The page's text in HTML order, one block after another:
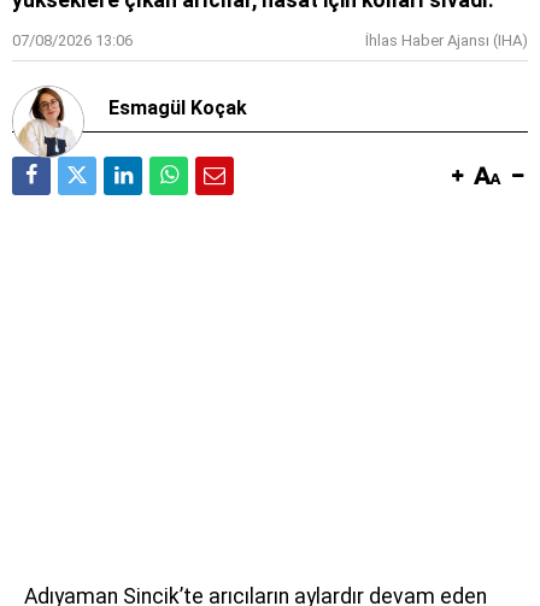
07/08/2026 13:06 İhlas Haber Ajansı (IHA)
Esmagül Koçak
Adıyaman Sincik’te arıcıların aylardır devam eden